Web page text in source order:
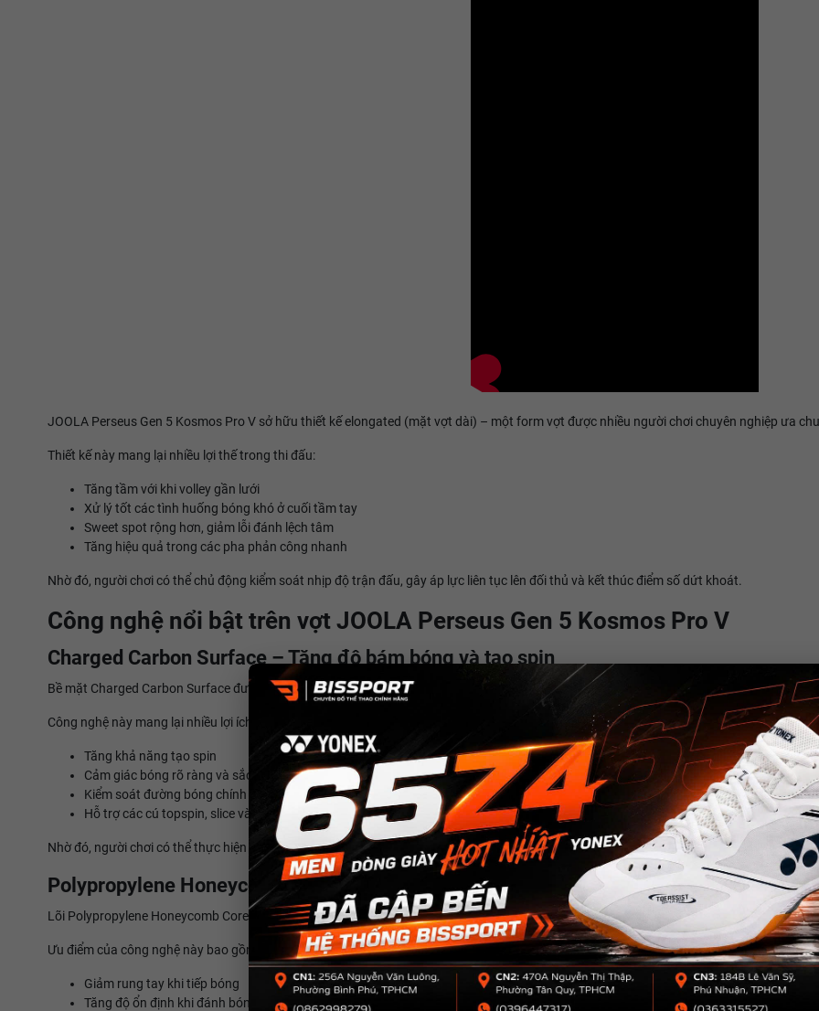
JOOLA Perseus Gen 5 Kosmos Pro V sở hữu thiết kế elongated (mặt vợt dài) – một form vợt được nhiều người chơi chuyên nghiệp ưa
Thiết kế này mang lại nhiều lợi thế trong thi đấu:
Tăng tầm với khi volley gần lưới
Xử lý tốt các tình huống bóng khó ở cuối tầm tay
Sweet spot rộng hơn, giảm lỗi đánh lệch tâm
Tăng hiệu quả trong các pha phản công nhanh
Nhờ đó, người chơi có thể chủ động kiểm soát nhịp độ trận đấu, gây áp lực liên tục lên đối thủ và kết thúc điểm số dứt khoát.
Công nghệ nổi bật trên vợt JOOLA Perseus Gen 5 Kosmos Pro V
Charged Carbon Surface – Tăng độ bám bóng và tạo spin
Bề mặt Charged Carbon Surface được làm từ carbon cao cấp giúp tăng độ ma sát giữa mặt vợt và bóng.
Công nghệ này mang lại nhiều lợi ích:
Tăng khả năng tạo spin
Cảm giác bóng rõ ràng và sắc nét
Kiểm soát đường bóng chính xác hơn
Hỗ trợ các cú topspin, slice và drive
Nhờ đó, người chơi có thể thực hiện những cú đánh có độ xoáy cao, khiến đối thủ khó phán đoán quỹ đạo bóng.
Polypropylene Honeycomb Core – Lõi tổ ong giảm rung
Lõi Polypropylene Honeycomb Core là cấu trúc tổ ong giúp phân tán lực tác động đều trên toàn bộ mặt vợt.
Ưu điểm của công nghệ này bao gồm:
Giảm rung tay khi tiếp bóng
Tăng độ ổn định khi đánh bóng mạnh